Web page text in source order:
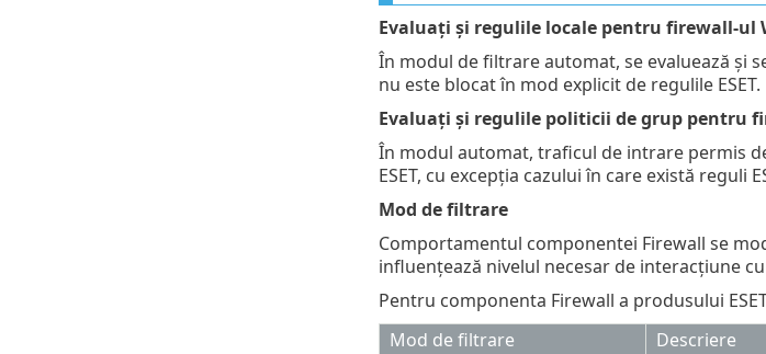
Evaluați și regulile locale pentru firewall-ul
În modul de filtrare automat, se evaluează și
nu este blocat în mod explicit de regulile ESET.
Evaluați și regulile politicii de grup pentru
În modul automat, traficul de intrare permis
ESET, cu excepția cazului în care există reguli
Mod de filtrare
Comportamentul componentei Firewall se
influențează nivelul necesar de interacțiune
Pentru componenta Firewall a produsului
Mod de filtrare
Descriere